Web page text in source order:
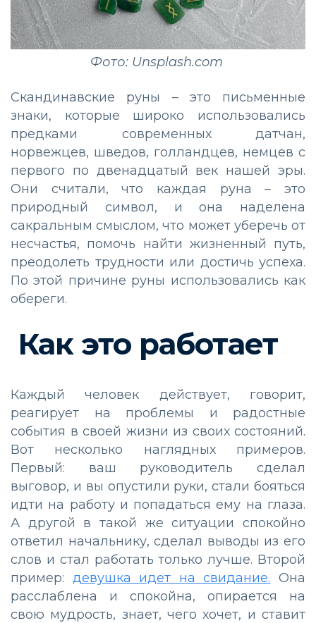
Фото: Unsplash.com
Скандинавские руны – это письменные
знаки, которые широко использовались
предками современных датчан,
норвежцев, шведов, голландцев, немцев с
первого по двенадцатый век нашей эры.
Они считали, что каждая руна – это
природный символ, и она наделена
сакральным смыслом, что может уберечь от
несчастья, помочь найти жизненный путь,
преодолеть трудности или достичь успеха.
По этой причине руны использовались как
обереги.
Как это работает⠀
Каждый человек действует, говорит,
реагирует на проблемы и радостные
события в своей жизни из своих состояний.
Вот несколько наглядных примеров.
Первый: ваш руководитель сделал
выговор, и вы опустили руки, стали бояться
идти на работу и попадаться ему на глаза.
А другой в такой же ситуации спокойно
ответил начальнику, сделал выводы из его
слов и стал работать только лучше. Второй
пример: девушка идет на свидание. Она
расслаблена и спокойна, опирается на
свою мудрость, знает, чего хочет, и ставит